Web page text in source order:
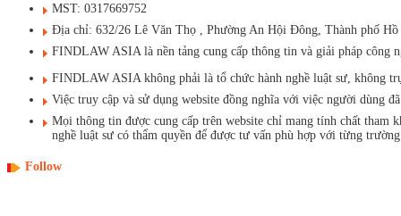
MST: 0317669752
Địa chỉ: 632/26 Lê Văn Thọ , Phường An Hội Đông, Thành phố
FINDLAW ASIA là nền tảng cung cấp thông tin và giải pháp công
FINDLAW ASIA không phải là tổ chức hành nghề luật sư, không
Việc truy cập và sử dụng website đồng nghĩa với việc người dùng
Mọi thông tin được cung cấp trên website chỉ mang tính chất tham
nghề luật sư có thẩm quyền để được tư vấn phù hợp với từng trường
Follow